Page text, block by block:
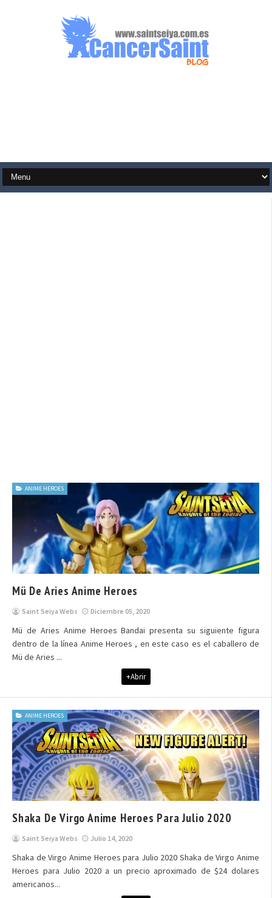
ANIME HEROES
Mü De Aries Anime Heroes
Saint Seiya Webs Diciembre 05, 2020
Mü de Aries Anime Heroes Bandai presenta su siguiente figura
dentro de la línea Anime Heroes , en este caso es el caballero de
Mü de Aries ...
+Abrir
ANIME HEROES
Shaka De Virgo Anime Heroes Para Julio 2020
Saint Seiya Webs Julio 14, 2020
Shaka de Virgo Anime Heroes para Julio 2020 Shaka de Virgo Anime
Heroes para Julio 2020 a un precio aproximado de $24 dolares
americanos...